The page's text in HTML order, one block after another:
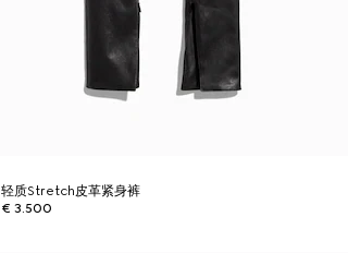
轻质Stretch皮革紧身裤
€ 3.500